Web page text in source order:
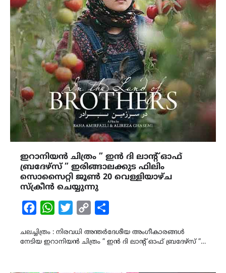
ഇറാനിയൻ ചിത്രം ” ഇൻ ദി ലാൻ്റ് ഓഫ്
ബ്രദേഴ്സ് ” ഇരിങ്ങാലക്കുട ഫിലിം
സൊസൈറ്റി ജൂൺ 20 വെള്ളിയാഴ്ച
സ്ക്രീൻ ചെയ്യുന്നു
FacebookWhatsAppTwitterCopy
ചലച്ചിത്രം : നിരവധി അന്തർദേശീയ അംഗീകാരങ്ങൾ
നേടിയ ഇറാനിയൻ ചിത്രം ” ഇൻ ദി ലാൻ്റ് ഓഫ് ബ്രദേഴ്സ് ”…